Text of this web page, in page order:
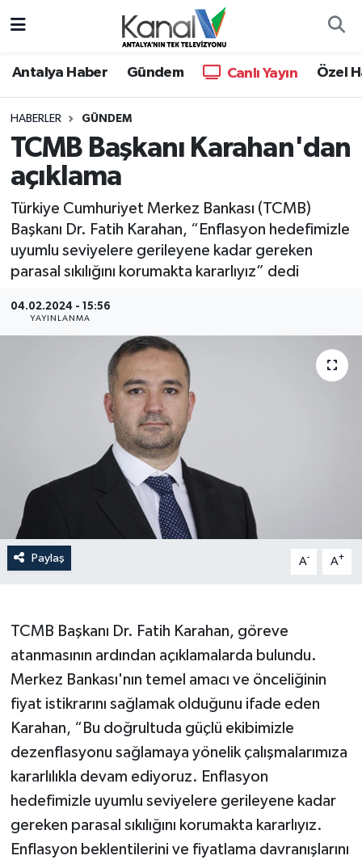
Antalya Haber Gündem Canlı Yayın Özel
HABERLER GÜNDEM
TCMB Başkanı Karahan'dan
açıklama
Türkiye Cumhuriyet Merkez Bankası (TCMB)
Başkanı Dr. Fatih Karahan, “Enflasyon hedefimizle
uyumlu seviyelere gerileyene kadar gereken
parasal sıkılığını korumakta kararlıyız” dedi
04.02.2024 - 15:56
YAYINLANMA
Paylaş A- A+
TCMB Başkanı Dr. Fatih Karahan, göreve
atanmasının ardından açıklamalarda bulundu.
Merkez Bankası'nın temel amacı ve önceliğinin
fiyat istikrarını sağlamak olduğunu ifade eden
Karahan, “Bu doğrultuda güçlü ekibimizle
dezenflasyonu sağlamaya yönelik çalışmalarımıza
kararlılıkla devam ediyoruz. Enflasyon
hedefimizle uyumlu seviyelere gerileyene kadar
gereken parasal sıkılığını korumakta kararlıyız.
Enflasyon beklentilerini ve fiyatlama davranışlarını
Antalya Haber
Dünya
Eğitim
Ekonomi
Gündem
Günün Manşetleri
Haber Kuşakları
KANALV Spor
Kültür Sanat
Öğle Bülteni
Siyaset
Sosyal medya
Spor
Teknoloji
Televizyon
Turizm
Hava Durumu
Trafik Durumu
Süper Lig Puan Durumu ve Fikstür
Tüm Manşetler
Son Dakika Haberleri
Haber Arşivi